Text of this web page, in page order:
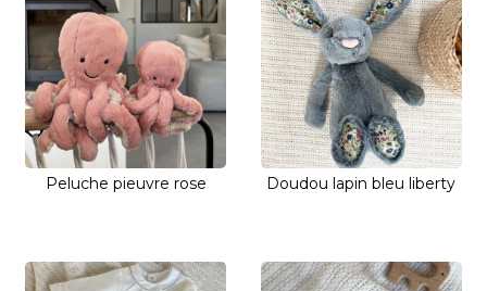
Peluche pieuvre rose Doudou lapin bleu liberty